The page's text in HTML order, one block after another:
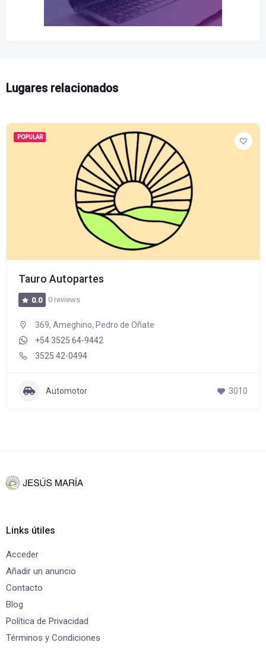
Lugares relacionados
POPULAR
Tauro Autopartes
0.0 0 reviews
369, Ameghino, Pedro de Oñate
+54 3525 64-9442
3525 42-0494
Automotor 3010
Links útiles
Acceder
Añadir un anuncio
Contacto
Blog
Política de Privacidad
Términos y Condiciones